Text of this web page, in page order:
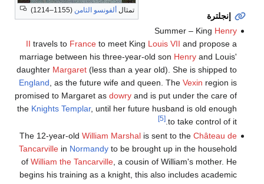
تمثال ألفونسو الثامن (1155–1214)
إنجلترة
Summer – King Henry
II travels to Franceto meet King Louis VII and propose a
marriage between his three-year-old son Henryand Louis'
daughter Margaret(less than a year old). She is shipped to
England, as the future wife and queen. The Vexin region is
promised to Margaret as dowryand is put under the care of
the Knights Templar, until her future husband is old enough
to take control of it.
[5]
The 12-year-old William Marshalis sent to the Château de
Tancarvillein Normandyto be brought up in the household
of William the Tancarville, a cousin of William's mother. He
begins his training as a knight, this also includes academic